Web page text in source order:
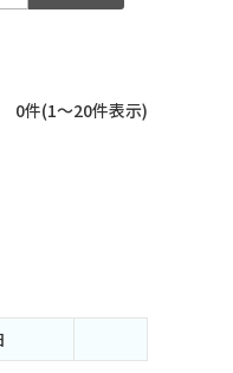
0件(1～20件表示)